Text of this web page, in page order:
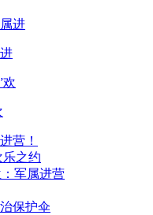
营！
乐之约
军属进营
保护伞